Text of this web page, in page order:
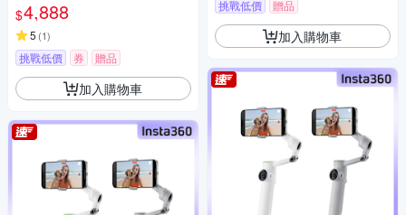
$4,888
5 (1)
挑戰低價 券 贈品
加入購物車
挑戰低價 贈品
加入購物車